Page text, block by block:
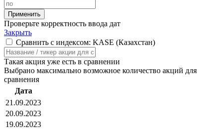
Проверьте корректность ввода дат
Закрыть
Сравнить с индексом: KASE (Казахстан)
Такая акция уже есть в сравнении
Выбрано максимально возможное количество акций для
сравнения
Дата
21.09.2023
20.09.2023
19.09.2023